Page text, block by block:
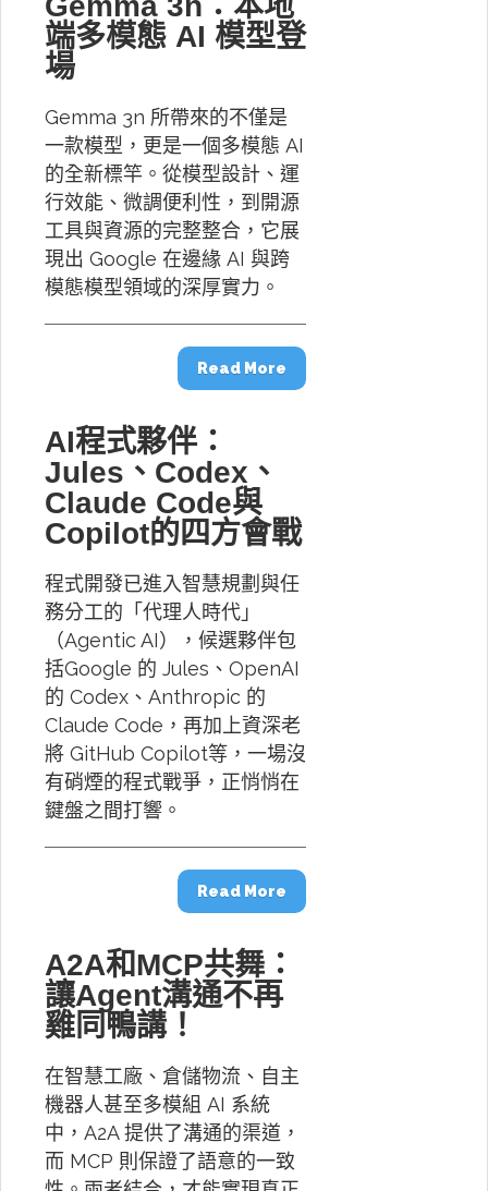
端多模態 AI 模型登
場
Gemma 3n 所帶來的不僅是
一款模型，更是一個多模態 AI
的全新標竿。從模型設計、運
行效能、微調便利性，到開源
工具與資源的完整整合，它展
現出 Google 在邊緣 AI 與跨
模態模型領域的深厚實力。
Read More
AI程式夥伴：
Jules、Codex、
Claude Code與
Copilot的四方會戰
程式開發已進入智慧規劃與任
務分工的「代理人時代」
（Agentic AI），候選夥伴包
括Google 的 Jules、OpenAI
的 Codex、Anthropic 的
Claude Code，再加上資深老
將 GitHub Copilot等，一場沒
有硝煙的程式戰爭，正悄悄在
鍵盤之間打響。
Read More
A2A和MCP共舞：
讓Agent溝通不再
雞同鴨講！
在智慧工廠、倉儲物流、自主
機器人甚至多模組 AI 系統
中，A2A 提供了溝通的渠道，
而 MCP 則保證了語意的一致